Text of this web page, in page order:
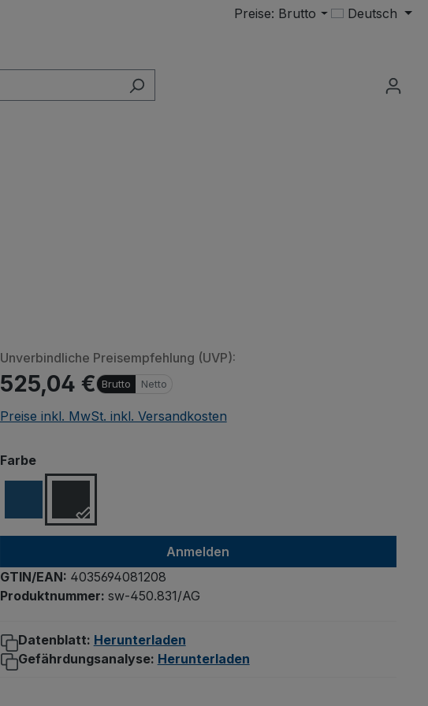
Preise: Brutto Deutsch
Unverbindliche Preisempfehlung (UVP):
525,04 € Brutto Netto
Preise inkl. MwSt. inkl. Versandkosten
Farbeauswählen
Anmelden
GTIN/EAN: 4035694081208
Produktnummer: sw-450.831/AG
Datenblatt: Herunterladen
Gefährdungsanalyse: Herunterladen